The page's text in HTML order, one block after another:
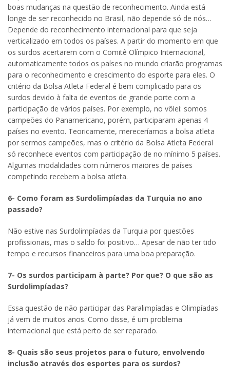
boas mudanças na questão de reconhecimento. Ainda está
longe de ser reconhecido no Brasil, não depende só de nós…
Depende do reconhecimento internacional para que seja
verticalizado em todos os países. A partir do momento em que
os surdos acertarem com o Comitê Olímpico Internacional,
automaticamente todos os países no mundo criarão programas
para o reconhecimento e crescimento do esporte para eles. O
critério da Bolsa Atleta Federal é bem complicado para os
surdos devido à falta de eventos de grande porte com a
participação de vários países. Por exemplo, no vôlei: somos
campeões do Panamericano, porém, participaram apenas 4
países no evento. Teoricamente, mereceríamos a bolsa atleta
por sermos campeões, mas o critério da Bolsa Atleta Federal
só reconhece eventos com participação de no mínimo 5 países.
Algumas modalidades com números maiores de países
competindo recebem a bolsa atleta.
6- Como foram as Surdolimpíadas da Turquia no ano
passado?
Não estive nas Surdolimpíadas da Turquia por questões
profissionais, mas o saldo foi positivo… Apesar de não ter tido
tempo e recursos financeiros para uma boa preparação.
7- Os surdos participam à parte? Por que? O que são as
Surdolimpíadas?
Essa questão de não participar das Paralimpíadas e Olimpíadas
já vem de muitos anos. Como disse, é um problema
internacional que está perto de ser reparado.
8- Quais são seus projetos para o futuro, envolvendo
inclusão através dos esportes para os surdos?